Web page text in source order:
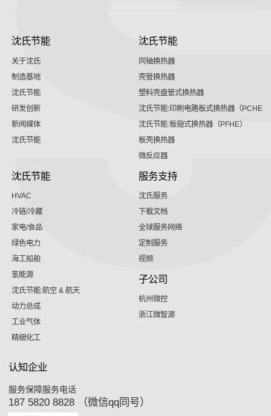
沈氏节能
关于沈氏
制造基地
沈氏节能
研发创新
新闻媒体
沈氏节能
沈氏节能
同轴换热器
壳管换热器
塑料壳盘管式换热器
沈氏节能:印刷电路板式换热器（PCHE）
沈氏节能:板翅式换热器（PFHE）
板壳换热器
微反应器
沈氏节能
HVAC
冷链/冷藏
家电/食品
绿色电力
海工船舶
氢能源
沈氏节能:航空 & 航天
动力总成
工业气体
精细化工
服务支持
沈氏服务
下载文档
全球服务网络
定制服务
视频
子公司
杭州微控
浙江微智源
认知企业
服务保障服务电话
187 5820 8828 （微信qq同号）